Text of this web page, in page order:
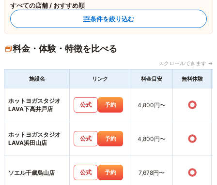
すべての店舗 / おすすめ順
条件を絞り込む
料金・体験・特徴を比べる
スクロールできます →
施設名 リンク 料金目安 無料体験
ホットヨガスタジオ
LAVA下高井戸店
公式 予約 4,800円〜 ○
ホットヨガスタジオ
LAVA浜田山店
公式 予約 4,800円〜 ○
ソエル千歳烏山店 公式 予約 7,678円〜 ○